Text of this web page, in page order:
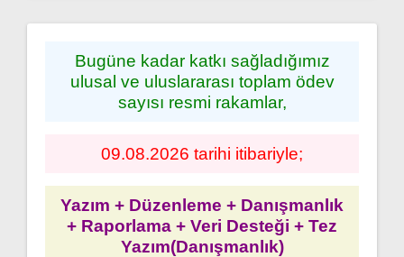
Bugüne kadar katkı sağladığımız
ulusal ve uluslararası toplam ödev
sayısı resmi rakamlar,
09.08.2026 tarihi itibariyle;
Yazım + Düzenleme + Danışmanlık
+ Raporlama + Veri Desteği + Tez
Yazım(Danışmanlık)